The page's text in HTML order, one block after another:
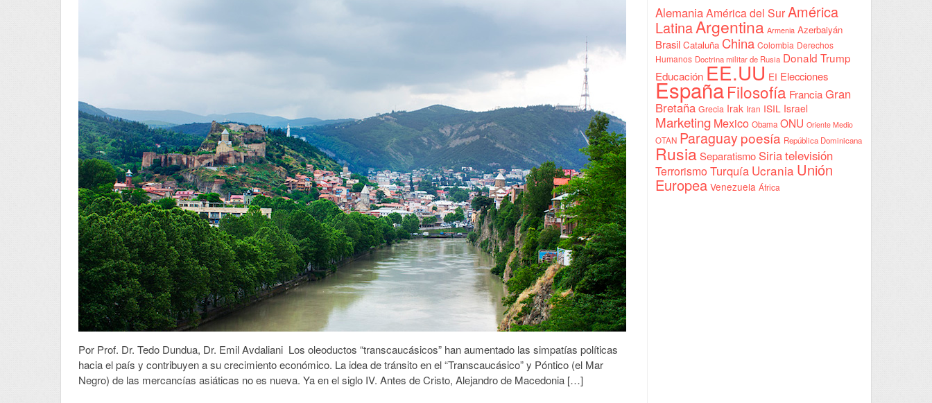
Por Prof. Dr. Tedo Dundua, Dr. Emil Avdaliani Los oleoductos “transcaucásicos” han aumentado las simpatías políticas
hacia el país y contribuyen a su crecimiento económico. La idea de tránsito en el “Transcaucásico” y Póntico (el Mar
Negro) de las mercancías asiáticas no es nueva. Ya en el siglo IV. Antes de Cristo, Alejandro de Macedonia […]
AlemaniaAmérica del SurAmérica
LatinaArgentina Armenia Azerbaiyán
Brasil Cataluña China Colombia Derechos
Humanos Doctrina militar de Rusia Donald Trump
EducaciónEE.UU EI Elecciones
EspañaFilosofía FranciaGran
Bretaña Grecia Irak Iran ISIL Israel
Marketing Mexico Obama ONU Oriente Medio
OTAN Paraguaypoesía República Dominicana
RusiaSeparatismo Siriatelevisión
Terrorismo Turquía Ucrania Unión
Europea Venezuela África